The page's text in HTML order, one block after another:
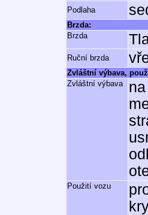
Podlaha
Brzda:
Brzda
Ruční brzda
Zvláštní výbava,
Zvláštní výbava
Použití vozu